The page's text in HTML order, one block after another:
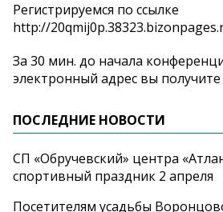
Регистрируемся по ссылке
http://
За 30 мин. до начала
электронный адрес вы получите
ПОСЛЕДНИЕ НОВОСТИ
СП «Обручевский» центра
спортивный праздник 2 апреля
Посетителям усадьбы